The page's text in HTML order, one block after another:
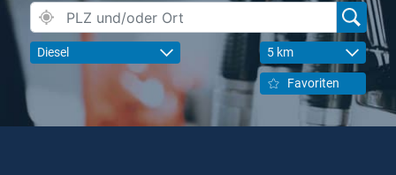
Diesel 5 km
Favoriten